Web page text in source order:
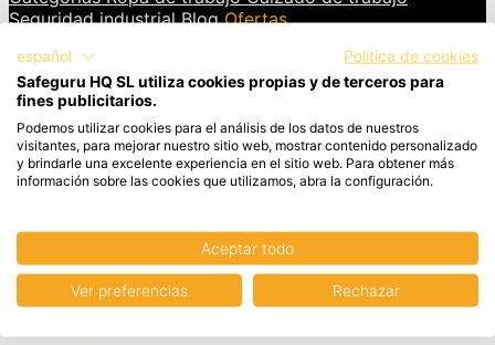
Seguridad industrial Blog Ofertas
INICIAR SESIÓN
Cesta
Artículos en el carrito, Ver carrito
Tu cesta de la compra está vacía.
CONTINUAR COMPRA
español
Política de cookies
Safeguru HQ SL utiliza cookies propias y de terceros para
fines publicitarios.
Podemos utilizar cookies para el análisis de los datos de nuestros
visitantes, para mejorar nuestro sitio web, mostrar contenido personalizado
y brindarle una excelente experiencia en el sitio web. Para obtener más
información sobre las cookies que utilizamos, abra la configuración.
Aceptar todo
Ver preferencias Rechazar